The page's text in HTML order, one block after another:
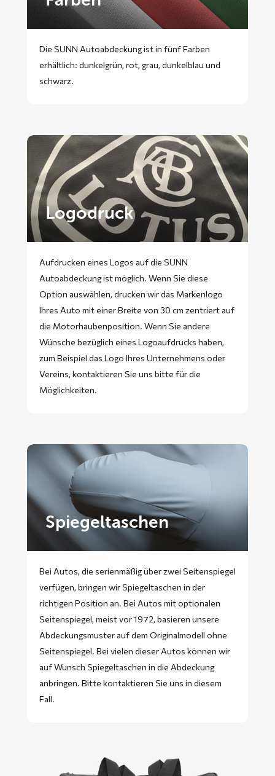
Die SUNN Autoabdeckung ist in fünf Farben
erhältlich: dunkelgrün, rot, grau, dunkelblau und
schwarz.
Logodruck
Aufdrucken eines Logos auf die SUNN
Autoabdeckung ist möglich. Wenn Sie diese
Option auswählen, drucken wir das Markenlogo
Ihres Auto mit einer Breite von 30 cm zentriert auf
die Motorhaubenposition. Wenn Sie andere
Wünsche bezüglich eines Logoaufdrucks haben,
zum Beispiel das Logo Ihres Unternehmens oder
Vereins, kontaktieren Sie uns bitte für die
Möglichkeiten.
Spiegeltaschen
Bei Autos, die serienmäßig über zwei Seitenspiegel
verfügen, bringen wir Spiegeltaschen in der
richtigen Position an. Bei Autos mit optionalen
Seitenspiegel, meist vor 1972, basieren unsere
Abdeckungsmuster auf dem Originalmodell ohne
Seitenspiegel. Bei vielen dieser Autos können wir
auf Wunsch Spiegeltaschen in die Abdeckung
anbringen. Bitte kontaktieren Sie uns in diesem
Fall.